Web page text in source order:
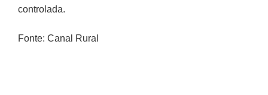
controlada.
Fonte: Canal Rural